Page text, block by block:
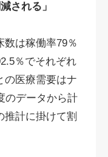
される」
は稼働率79％
％でそれぞれ
の医療需要はナ
のデータから計
推計に掛けて割